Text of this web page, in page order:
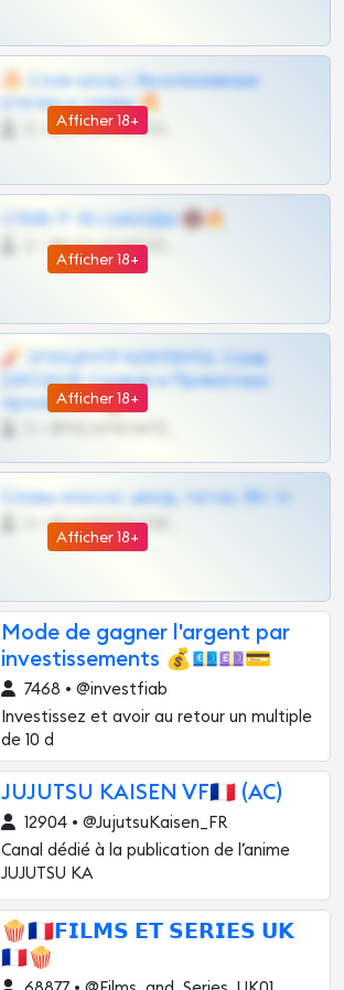
Afficher 18+
🔥 Слив шкод | Эксклюзивные
утечки и сливы 🔥
0 •
Afficher 18+
СЛИВ ТГ 18 | ШКОДЫ 🔞🔥
0 •
Afficher 18+
🧨 ЭПИЦЕНТР КОНТЕНТА: Слив
ШКОДОВ Сливов и Приватных
Архивов ТГ 🔞💎
Afficher 18+
Сливы вписок, шкод, теток, 18+ тг
0 •
Mode de gagner l'argent par
investissements 💰💶💷💳
7468 • @investfiab
Investissez et avoir au retour un multiple
de 10 d
JUJUTSU KAISEN VF🇫🇷 (AC)
12904 • @JujutsuKaisen_FR
Canal dédié à la publication de l’anime
JUJUTSU KA
🍿🇫🇷𝗙𝗜𝗟𝗠𝗦 𝗘𝗧 𝗦𝗘𝗥𝗜𝗘𝗦 𝗨𝗞
🇫🇷🍿